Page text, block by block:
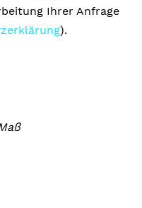
Ihrer Anfrage
).